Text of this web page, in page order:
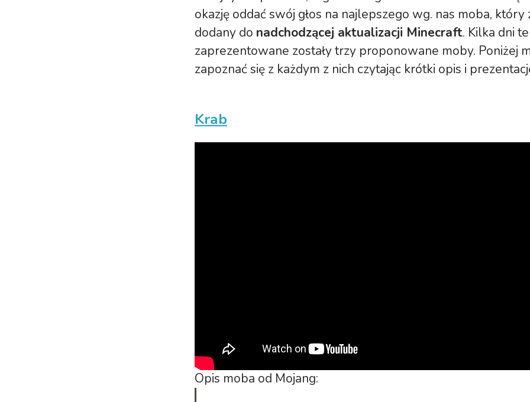
okazję oddać swój głos na najlepszego wg. nas moba, który
dodany do nadchodzącej aktualizacji Minecraft. Kilka dni
zaprezentowane zostały trzy proponowane moby. Poniżej
zapoznać się z każdym z nich czytając krótki opis i
Krab
Opis moba od Mojang: